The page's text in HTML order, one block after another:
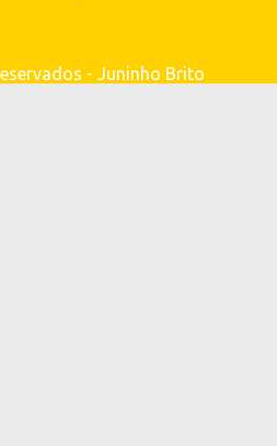
- Juninho Brito